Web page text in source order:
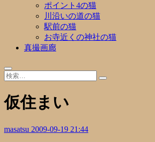
ポイント4の猫
川沿いの道の猫
駅前の猫
お寺近くの神社の猫
真撮画廊
仮住まい
masatsu 2009-09-19 21:44